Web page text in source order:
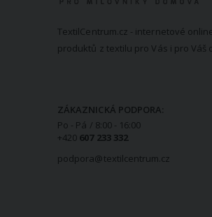
TextilCentrum.cz - internetové
produktů z textilu pro Vás i pro Váš
ZÁKAZNICKÁ PODPORA:
Po - Pá / 8:00 - 16:00
+420 607 233 332
podpora@textilcentrum.cz